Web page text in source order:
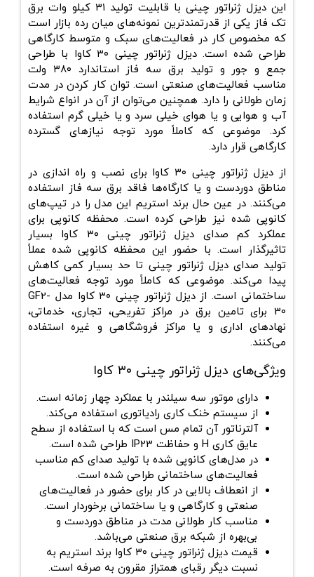
این دیزل ژنراتور چینی با قابلیت تولید ۳۱ کیلو وات برق
تک فاز یکی از قدرتمندترین نمونه‌های میان رده بازار است
که مخصوص کار در فعالیت‌های سبک و متوسط کارگاهی
طراحی شده است. دیزل ژنراتور چینی ۳۰ کاوا با طراحی
جمع و جور و تولید برق سه فاز استاندارد ۳۸۰ ولت
مناسب فعالیت‌های صنعتی است. توان کار کردن در مدت
زمان طولانی را دارد. همچنین می‌توان از آن در انواع شرایط
آب و هوایی و یا هوای خیلی سرد و یا خیلی گرم استفاده
کرد. موضوعی که کاملاً مورد توجه نیازهای گسترده
کارگاهی قرار دارد.
از دیزل ژنراتور چینی ۳۰ کاوا برای نصب و راه اندازی در
مناطق دوردست و یا کارگاه‌ها فاقد برق سه فاز استفاده
می‌کنند. در عین حال برند استریم این مدل را در تیپ‌های
کانوپی شده نیز طراحی کرده است. محفظه کانوپی برای
عملکرد کم صدای دیزل ژنراتور چینی ۳۰ کاوا بسیار
تاثیرگذار است. با حضور این محفظه کانوپی شده عملاً
تولید صدای دیزل ژنراتور چینی تا حد بسیار کمی‌ کاهش
پیدا می‌کند. موضوعی که کاملاً مورد توجه فعالیت‌های
ساختمانی است. از دیزل ژنراتور چینی ۳۰ کاوا مدل GF2-
30 برای تامین برق در مراکز تفریحی، تجاری، خدماتی،
نهادهای اداری و یا مراکز فروشگاهی و غیره استفاده
می‌کنند.
ویژگی‌های دیزل ژنراتور چینی ۳۰ کاوا
دارای موتور سه سیلندر با عملکرد چهار زمانه است.
از سیستم خنک کاری رادیاتوری استفاده می‌کند.
آلترناتور آن تمام مس است که با استفاده از سطح
عایق کاری H و حفاظت IP23 طراحی شده است.
در مدل‌های کانوپی شده با تولید صدای کم مناسب
فعالیت‌های ساختمانی طراحی شده است.
از انعطاف بالایی در کار برای حضور در فعالیت‌های
صنعتی و کارگاهی و یا ساختمانی برخوردار است.
مناسب کار طولانی مدت در مناطق دوردست و
بی‌بهره از شبکه برق صنعتی می‌باشد.
قیمت دیزل ژنراتور چینی ۳۰ کاوا برند استریم به
نسبت دیگر رقبای همتراز مقرون به صرفه است.